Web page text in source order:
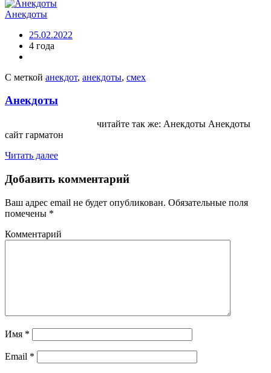
Анекдоты
25.02.2022
4 года
С меткой анекдот, анекдоты, смех
Анекдоты
читайте так же: Анекдоты Анекдоты
сайт гарматон
Читать далее
Добавить комментарий
Ваш адрес email не будет опубликован. Обязательные поля
помечены *
Комментарий
Имя *
Email *